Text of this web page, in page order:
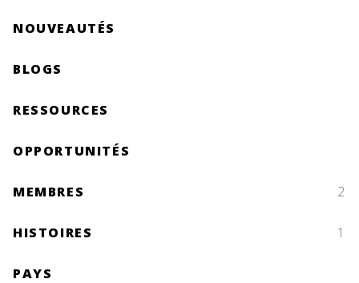
NOUVEAUTÉS
BLOGS
RESSOURCES
OPPORTUNITÉS
MEMBRES 2
HISTOIRES 1
PAYS